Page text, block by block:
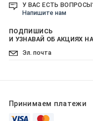
У ВАС ЕСТЬ
Напишите нам
ПОДПИШИСЬ
И УЗНАВАЙ ОБ АКЦИЯХ
Принимаем платежи